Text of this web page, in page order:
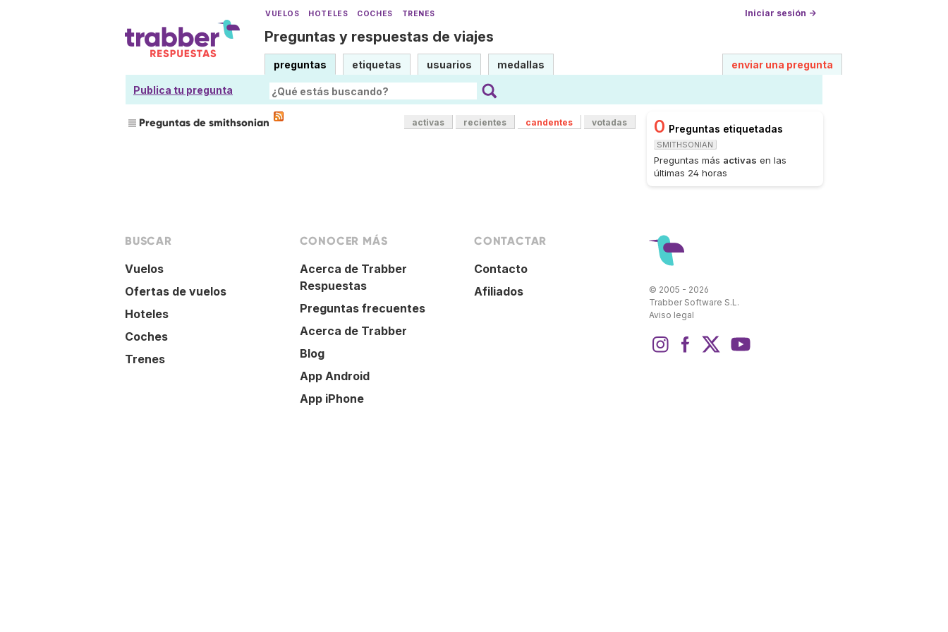
VUELOS HOTELES COCHES TRENES Iniciar sesión →
Preguntas y respuestas de viajes
preguntas etiquetas usuarios medallas enviar una pregunta
Publica tu pregunta
Preguntas de smithsonian activas recientes candentes votadas 0 Preguntas etiquetadas
SMITHSONIAN
Preguntas más activas en las
últimas 24 horas
BUSCAR
Vuelos
Ofertas de vuelos
Hoteles
Coches
Trenes
CONOCER MÁS
Acerca de Trabber
Respuestas
Preguntas frecuentes
Acerca de Trabber
Blog
App Android
App iPhone
CONTACTAR
Contacto
Afiliados
© 2005 - 2026
Trabber Software S.L.
Aviso legal